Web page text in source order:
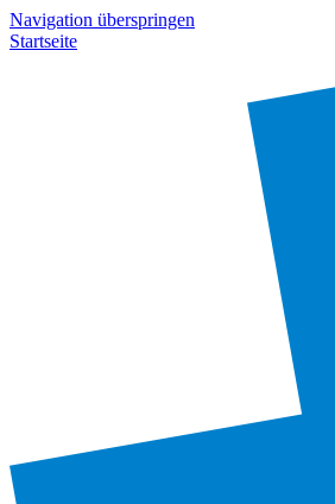
Navigation überspringen
Startseite